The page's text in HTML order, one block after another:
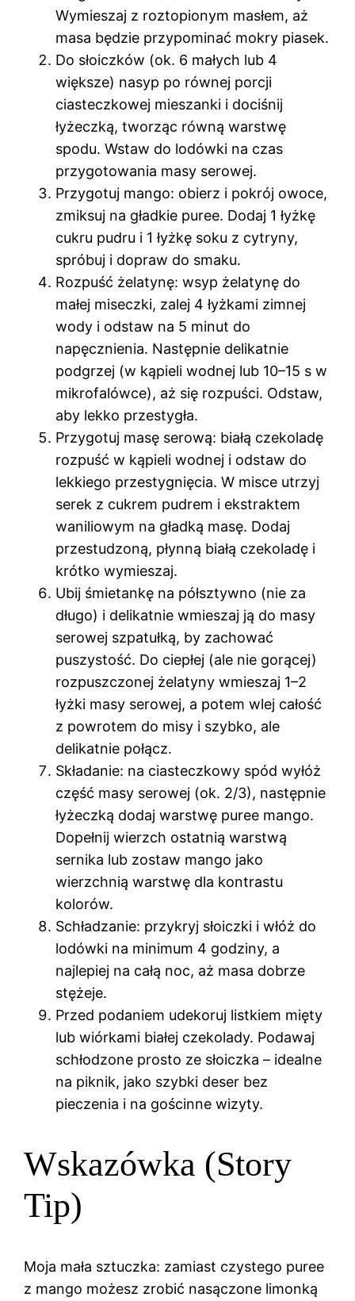
Wymieszaj z roztopionym masłem, aż
masa będzie przypominać mokry piasek.
Do słoiczków (ok. 6 małych lub 4
większe) nasyp po równej porcji
ciasteczkowej mieszanki i dociśnij
łyżeczką, tworząc równą warstwę
spodu. Wstaw do lodówki na czas
przygotowania masy serowej.
Przygotuj mango: obierz i pokrój owoce,
zmiksuj na gładkie puree. Dodaj 1 łyżkę
cukru pudru i 1 łyżkę soku z cytryny,
spróbuj i dopraw do smaku.
Rozpuść żelatynę: wsyp żelatynę do
małej miseczki, zalej 4 łyżkami zimnej
wody i odstaw na 5 minut do
napęcznienia. Następnie delikatnie
podgrzej (w kąpieli wodnej lub 10–15 s w
mikrofalówce), aż się rozpuści. Odstaw,
aby lekko przestygła.
Przygotuj masę serową: białą czekoladę
rozpuść w kąpieli wodnej i odstaw do
lekkiego przestygnięcia. W misce utrzyj
serek z cukrem pudrem i ekstraktem
waniliowym na gładką masę. Dodaj
przestudzoną, płynną białą czekoladę i
krótko wymieszaj.
Ubij śmietankę na półsztywno (nie za
długo) i delikatnie wmieszaj ją do masy
serowej szpatułką, by zachować
puszystość. Do ciepłej (ale nie gorącej)
rozpuszczonej żelatyny wmieszaj 1–2
łyżki masy serowej, a potem wlej całość
z powrotem do misy i szybko, ale
delikatnie połącz.
Składanie: na ciasteczkowy spód wyłóż
część masy serowej (ok. 2/3), następnie
łyżeczką dodaj warstwę puree mango.
Dopełnij wierzch ostatnią warstwą
sernika lub zostaw mango jako
wierzchnią warstwę dla kontrastu
kolorów.
Schładzanie: przykryj słoiczki i włóż do
lodówki na minimum 4 godziny, a
najlepiej na całą noc, aż masa dobrze
stężeje.
Przed podaniem udekoruj listkiem mięty
lub wiórkami białej czekolady. Podawaj
schłodzone prosto ze słoiczka – idealne
na piknik, jako szybki deser bez
pieczenia i na gościnne wizyty.
Wskazówka (Story
Tip)
Moja mała sztuczka: zamiast czystego puree
z mango możesz zrobić nasączone limonką